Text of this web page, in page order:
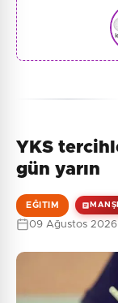
YKS
gün yarın
EĞITIM
09 Ağustos